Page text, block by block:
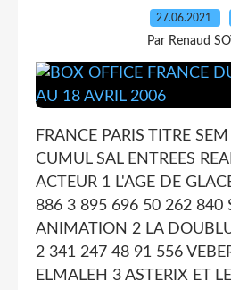
27.06.2021
Par Renaud
FRANCE PARIS TITRE
CUMUL SAL ENTREES
ACTEUR 1 L'AGE DE
886 3 895 696 50 262 840
ANIMATION 2 LA
2 341 247 48 91 556
ELMALEH 3 ASTERIX ET